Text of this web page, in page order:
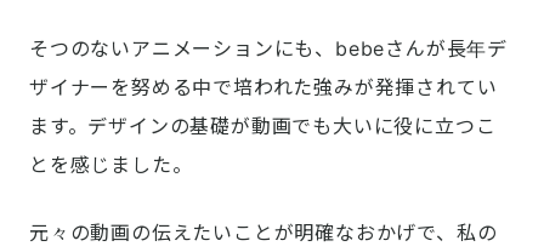
そつのないアニメーションにも、bebeさんが長年デ
ザイナーを努める中で培われた強みが発揮されてい
ます。デザインの基礎が動画でも大いに役に立つこ
とを感じました。
元々の動画の伝えたいことが明確なおかげで、私の